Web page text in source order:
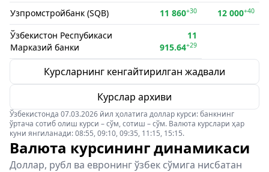
Узпромстройбанк (SQB) 11 860+30 12 000+40
Ўзбекистон Респубикаси
Марказий банки
11
915.64+29
Курсларнинг кенгайтирилган жадвали
Курслар архиви
Ўзбекистонда 07.03.2026 йил ҳолатига доллар курси: банкнинг
ўртача сотиб олиш курси – сўм, сотиш – сўм. Валюта курслари ҳар
куни янгиланади: 08:55, 09:10, 09:35, 11:15, 15:15.
Валюта курсининг динамикаси
Доллар, рубл ва евронинг ўзбек сўмига нисбатан